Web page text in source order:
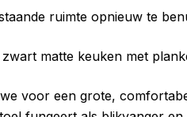
ruimte opnieuw te
voor een grote,